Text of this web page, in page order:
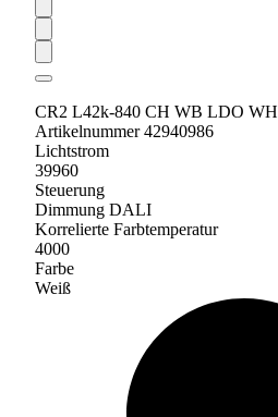
CR2 L42k-840 CH WB LDO WH
Artikelnummer 42940986
Lichtstrom
39960
Steuerung
Dimmung DALI
Korrelierte Farbtemperatur
4000
Farbe
Weiß